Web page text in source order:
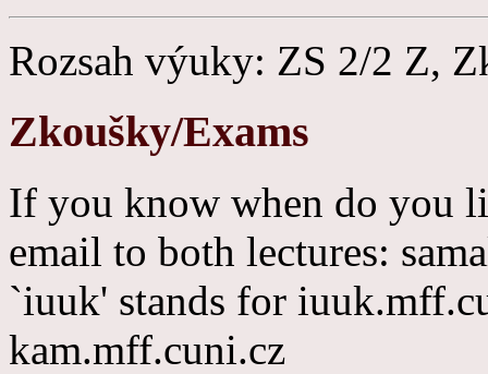
Rozsah výuky: ZS 2/2 Z,
Zkoušky/Exams
If you know when do you
email to both lectures:
`iuuk' stands for
kam.mff.cuni.cz